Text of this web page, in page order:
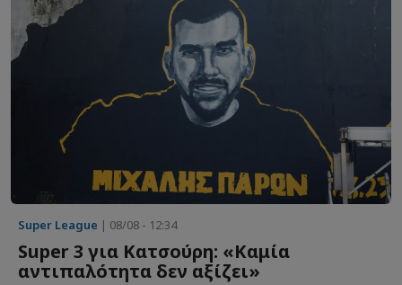
Super League | 08/08 - 12:34
Super 3 για Κατσούρη: «Καμία
αντιπαλότητα δεν αξίζει»